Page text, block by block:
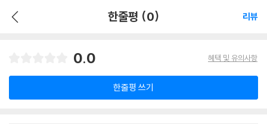
한줄평 (0) 리뷰
0.0 혜택 및 유의사항
한줄평 쓰기